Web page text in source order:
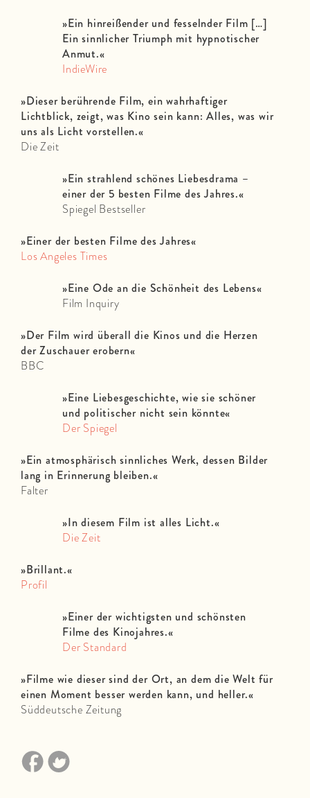
»Ein hinreißender und fesselnder Film […]
Ein sinnlicher Triumph mit hypnotischer
Anmut.«
IndieWire
»Dieser berührende Film, ein wahrhaftiger
Lichtblick, zeigt, was Kino sein kann: Alles, was wir
uns als Licht vorstellen.«
Die Zeit
»Ein strahlend schönes Liebesdrama –
einer der 5 besten Filme des Jahres.«
Spiegel Bestseller
»Einer der besten Filme des Jahres«
Los Angeles Times
»Eine Ode an die Schönheit des Lebens«
Film Inquiry
»Der Film wird überall die Kinos und die Herzen
der Zuschauer erobern«
BBC
»Eine Liebesgeschichte, wie sie schöner
und politischer nicht sein könnte«
Der Spiegel
»Ein atmosphärisch sinnliches Werk, dessen Bilder
lang in Erinnerung bleiben.«
Falter
»In diesem Film ist alles Licht.«
Die Zeit
»Brillant.«
Profil
»Einer der wichtigsten und schönsten
Filme des Kinojahres.«
Der Standard
»Filme wie dieser sind der Ort, an dem die Welt für
einen Moment besser werden kann, und heller.«
Süddeutsche Zeitung